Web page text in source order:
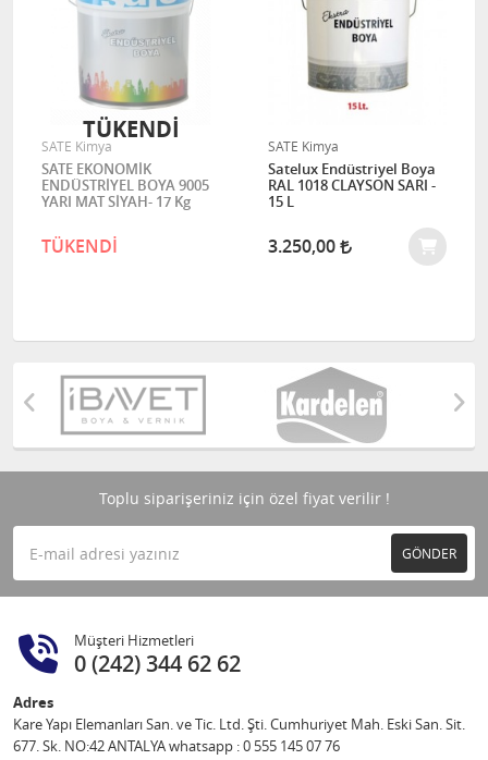
SATE Kimya
SATE EKONOMİK
ENDÜSTRİYEL BOYA 9005
YARI MAT SİYAH- 17 Kg
TÜKENDİ
TÜKENDİ
SATE Kimya
Satelux Endüstriyel Boya
RAL 1018 CLAYSON SARI -
15 L
3.250,00
Toplu siparişeriniz için özel fiyat verilir !
GÖNDER
Müşteri Hizmetleri
0 (242) 344 62 62
Adres
Kare Yapı Elemanları San. ve Tic. Ltd. Şti. Cumhuriyet Mah. Eski San. Sit.
677. Sk. NO:42 ANTALYA whatsapp : 0 555 145 07 76